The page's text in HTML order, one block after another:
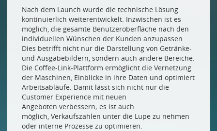
Nach dem Launch wurde die technische Lösung
kontinuierlich weiterentwickelt. Inzwischen ist es
möglich, die gesamte Benutzeroberfläche nach den
individuellen Wünschen der Kunden anzupassen.
Dies betrifft nicht nur die Darstellung von Getränke-
und Ausgabebildern, sondern auch andere Bereiche.
Die Coffee-Link-Plattform ermöglicht die Vernetzung
der Maschinen, Einblicke in ihre Daten und optimiert
Arbeitsabläufe. Damit lässt sich nicht nur die
Customer Experience mit neuen
Angeboten verbessern; es ist auch
möglich, Verkaufszahlen unter die Lupe zu nehmen
oder interne Prozesse zu optimieren.